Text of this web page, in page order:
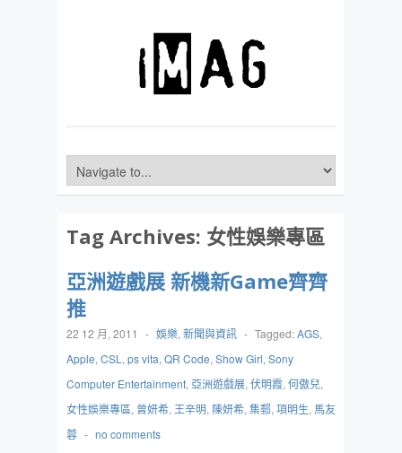
Tag Archives: 女性娛樂專區
亞洲遊戲展 新機新Game齊齊
推
22 12 月, 2011 - 娛樂, 新聞與資訊 - Tagged:AGS,
Apple, CSL , ps vita, QR Code, Show Girl, Sony
Computer Entertainment, 亞洲遊戲展, 伏明霞, 何傲兒,
女性娛樂專區, 曾妍希, 王辛明, 陳妍希, 集郵, 項明生, 馬友
蓉 - no comments